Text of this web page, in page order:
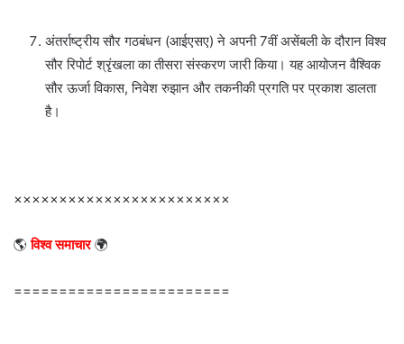
अंतर्राष्ट्रीय सौर गठबंधन (आईएसए) ने अपनी 7वीं असेंबली के दौरान विश्व
सौर रिपोर्ट श्रृंखला का तीसरा संस्करण जारी किया। यह आयोजन वैश्विक
सौर ऊर्जा विकास, निवेश रुझान और तकनीकी प्रगति पर प्रकाश डालता
है।
××××××××××××××××××××××××
🌎विश्व समाचार 🌍
========================